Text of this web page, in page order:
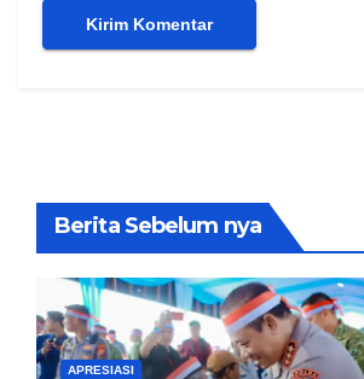
Berita Sebelum nya
APRESIASI